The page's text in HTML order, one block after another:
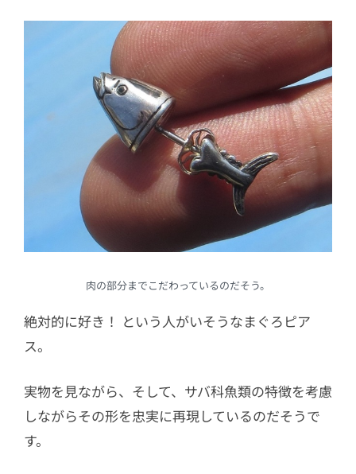
肉の部分までこだわっているのだそう。
絶対的に好き！ という人がいそうなまぐろピア
ス。
実物を見ながら、そして、サバ科魚類の特徴を考慮
しながらその形を忠実に再現しているのだそうで
す。